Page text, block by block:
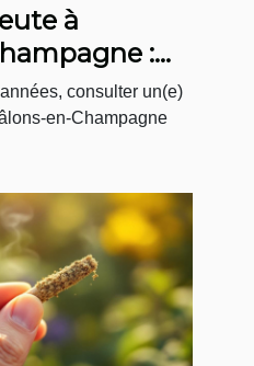
à
:
sur-
consulter un(e)
en-Champagne